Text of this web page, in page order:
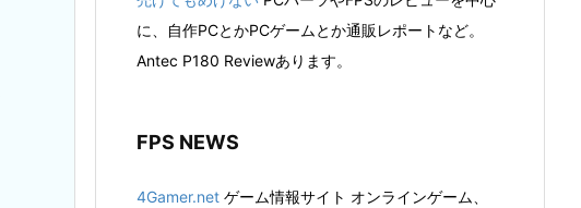
に、自作PCとかPCゲームとか通販レポートなど。
Antec P180 Reviewあります。
FPS NEWS
4Gamer.net ゲーム情報サイト オンラインゲーム、